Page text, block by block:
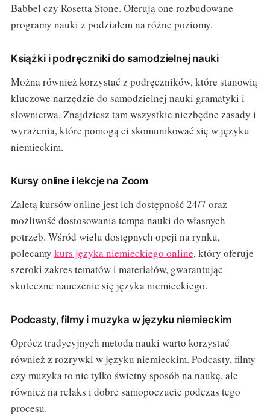
Babbel czy Rosetta Stone. Oferują one rozbudowane
programy nauki z podziałem na różne poziomy.
Książki i podręczniki do samodzielnej nauki
Można również korzystać z podręczników, które stanowią
kluczowe narzędzie do samodzielnej nauki gramatyki i
słownictwa. Znajdziesz tam wszystkie niezbędne zasady i
wyrażenia, które pomogą ci skomunikować się w języku
niemieckim.
Kursy online i lekcje na Zoom
Zaletą kursów online jest ich dostępność 24/7 oraz
możliwość dostosowania tempa nauki do własnych
potrzeb. Wśród wielu dostępnych opcji na rynku,
polecamy kurs języka niemieckiego online, który oferuje
szeroki zakres tematów i materiałów, gwarantując
skuteczne nauczenie się języka niemieckiego.
Podcasty, filmy i muzyka w języku niemieckim
Oprócz tradycyjnych metoda nauki warto korzystać
również z rozrywki w języku niemieckim. Podcasty, filmy
czy muzyka to nie tylko świetny sposób na naukę, ale
również na relaks i dobre samopoczucie podczas tego
procesu.